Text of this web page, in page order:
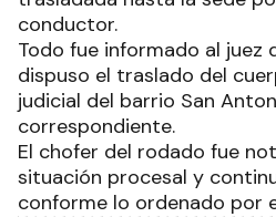
conductor.
Todo fue informado al juez
dispuso el traslado del
judicial del barrio San
correspondiente.
El chofer del rodado fue
situación procesal y
conforme lo ordenado por